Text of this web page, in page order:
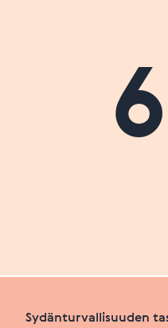
Sydänturvallisuuden